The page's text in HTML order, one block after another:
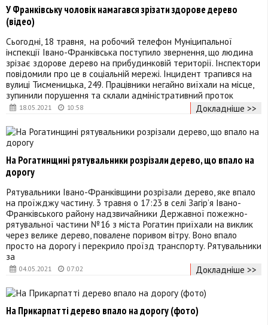
18.05.2021 10:58
У Франківську чоловік намагався зрізати здорове дерево
(відео)
Сьогодні, 18 травня, на робочий телефон Муніципальної
інспекції Івано-Франківська поступило звернення, що людина
зрізає здорове дерево на прибудинковій території. Інспектори
повідомили про це в соціальній мережі. Інцидент трапився на
вулиці Тисменицька, 249. Працівники негайно виїхали на місце,
зупинили порушення та склали адміністративний проток
Докладніше >>
04.05.2021 07:02
На Рогатинщині рятувальники розрізали дерево, що впало на
дорогу
Рятувальники Івано-Франківщини розрізали дерево, яке впало
на проїжджу частину. 3 травня о 17:23 в селі Загір’я Івано-
Франківського району надзвичайники Державної пожежно-
рятувальної частини №16 з міста Рогатин приїхали на виклик
через велике дерево, повалене поривом вітру. Воно впало
просто на дорогу і перекрило проїзд транспорту. Рятувальники
за
Докладніше >>
На Прикарпатті дерево впало на дорогу (фото)